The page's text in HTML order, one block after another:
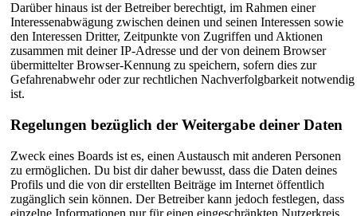
Darüber hinaus ist der Betreiber berechtigt, im Rahmen einer
Interessenabwägung zwischen deinen und seinen Interessen sowie
den Interessen Dritter, Zeitpunkte von Zugriffen und Aktionen
zusammen mit deiner IP-Adresse und der von deinem Browser
übermittelter Browser-Kennung zu speichern, sofern dies zur
Gefahrenabwehr oder zur rechtlichen Nachverfolgbarkeit notwendig
ist.
Regelungen bezüglich der Weitergabe deiner Daten
Zweck eines Boards ist es, einen Austausch mit anderen Personen
zu ermöglichen. Du bist dir daher bewusst, dass die Daten deines
Profils und die von dir erstellten Beiträge im Internet öffentlich
zugänglich sein können. Der Betreiber kann jedoch festlegen, dass
einzelne Informationen nur für einen eingeschränkten Nutzerkreis